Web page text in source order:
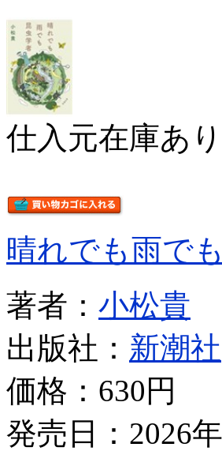
仕入元在庫あり
晴れでも雨で
著者： 小松貴
出版社： 新潮社
価格： 630円
発売日：2026